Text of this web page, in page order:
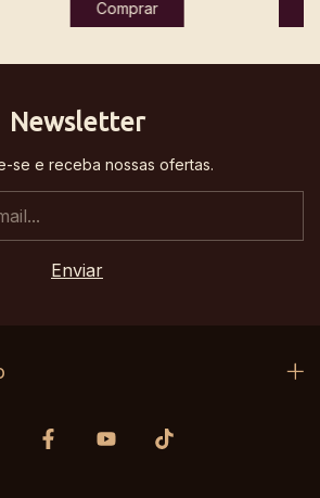
Newsletter
se e receba nossas ofertas.